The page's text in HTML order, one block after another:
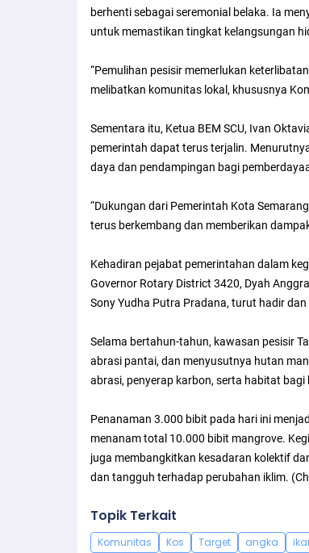
berhenti sebagai seremonial belaka. Ia
untuk memastikan tingkat kelangsungan
“Pemulihan pesisir memerlukan
melibatkan komunitas lokal, khususnya
Sementara itu, Ketua BEM SCU, Ivan
pemerintah dapat terus terjalin.
daya dan pendampingan bagi
“Dukungan dari Pemerintah Kota
terus berkembang dan memberikan
Kehadiran pejabat pemerintahan dalam
Governor Rotary District 3420, Dyah
Sony Yudha Putra Pradana, turut hadir
Selama bertahun-tahun, kawasan pesisir
abrasi pantai, dan menyusutnya hutan
abrasi, penyerap karbon, serta habitat bagi
Penanaman 3.000 bibit pada hari ini
menanam total 10.000 bibit mangrove.
juga membangkitkan kesadaran kolektif
dan tangguh terhadap perubahan iklim.
Topik Terkait
Komunitas Kos Target angka